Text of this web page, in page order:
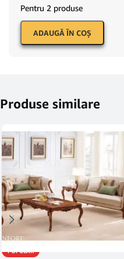
Pentru 2 produse
ADAUGĂ ÎN COŞ
Produse similare
POPULAR